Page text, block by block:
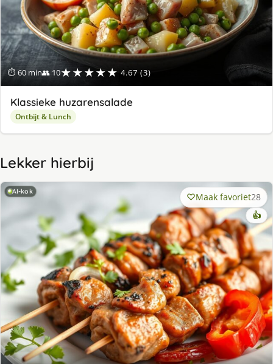
⏱ 60 min👥 10★★★★★ 4.67 (3)
Klassieke huzarensalade
Ontbijt & Lunch
Lekker hierbij
AI-kok Maak favoriet28
👍